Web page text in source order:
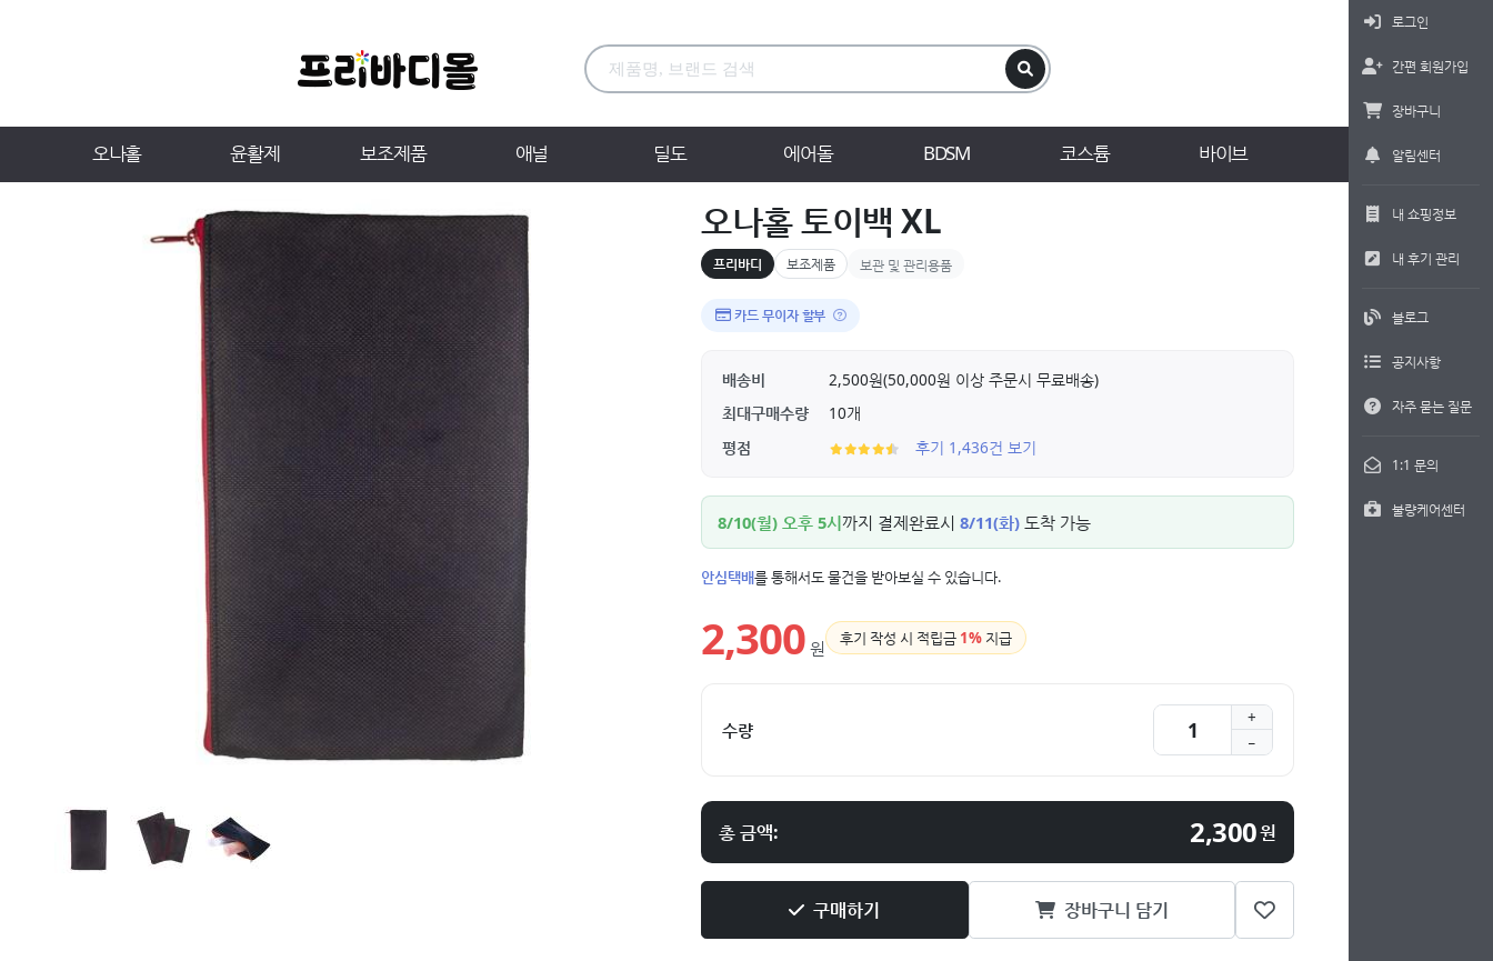
오나홀 윤활제 보조제품 애널 딜도 에어돌 BDSM 코스튬 바이브
로그인
간편 회원가입
장바구니
알림센터
내 쇼핑정보
내 후기 관리
블로그
공지사항
자주 묻는 질문
1:1 문의
불량케어센터
오나홀 토이백 XL
프리바디 보조제품 보관 및 관리용품
카드 무이자 할부
배송비
2,500원(50,000원 이상 주문시 무료배송)
최대구매수량
10개
평점
후기 1,436건 보기
8/10(월) 오후 5시까지 결제완료시 8/11(화) 도착 가능
안심택배를 통해서도 물건을 받아보실 수 있습니다.
2,300 원 후기 작성 시 적립금 1% 지급
수량
총 금액: 2,300원
구매하기 장바구니 담기